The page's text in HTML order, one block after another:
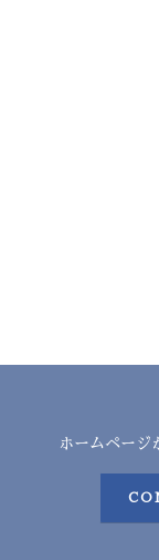
ホームページ